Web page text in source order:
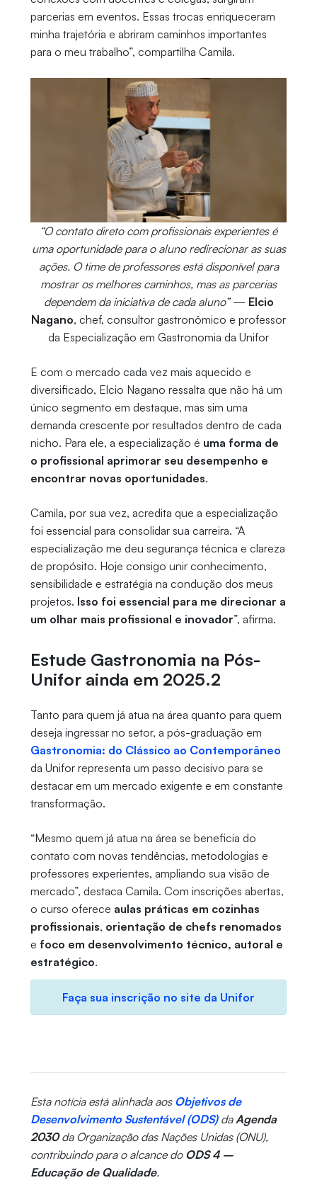
parcerias em eventos. Essas trocas enriqueceram
minha trajetória e abriram caminhos importantes
para o meu trabalho”, compartilha Camila.
“O contato direto com profissionais experientes é
uma oportunidade para o aluno redirecionar as suas
ações. O time de professores está disponível para
mostrar os melhores caminhos, mas as parcerias
dependem da iniciativa de cada aluno”— Elcio
Nagano, chef, consultor gastronômico e professor
da Especialização em Gastronomia da Unifor
E com o mercado cada vez mais aquecido e
diversificado, Elcio Nagano ressalta que não há um
único segmento em destaque, mas sim uma
demanda crescente por resultados dentro de cada
nicho. Para ele, a especialização é uma forma de
o profissional aprimorar seu desempenho e
encontrar novas oportunidades.
Camila, por sua vez, acredita que a especialização
foi essencial para consolidar sua carreira. “A
especialização me deu segurança técnica e clareza
de propósito. Hoje consigo unir conhecimento,
sensibilidade e estratégia na condução dos meus
projetos. Isso foi essencial para me direcionar a
um olhar mais profissional e inovador”, afirma.
Estude Gastronomia na Pós-
Unifor ainda em 2025.2
Tanto para quem já atua na área quanto para quem
deseja ingressar no setor, a pós-graduação em
Gastronomia: do Clássico ao Contemporâneo
da Unifor representa um passo decisivo para se
destacar em um mercado exigente e em constante
transformação.
“Mesmo quem já atua na área se beneficia do
contato com novas tendências, metodologias e
professores experientes, ampliando sua visão de
mercado”, destaca Camila. Com inscrições abertas,
o curso oferece aulas práticas em cozinhas
profissionais, orientação de chefs renomados
e foco em desenvolvimento técnico, autoral e
estratégico.
Faça sua inscrição no site da Unifor
Esta notícia está alinhada aos Objetivos de
Desenvolvimento Sustentável (ODS)da Agenda
2030da Organização das Nações Unidas (ONU),
contribuindo para o alcance do ODS 4 –
Educação de Qualidade.